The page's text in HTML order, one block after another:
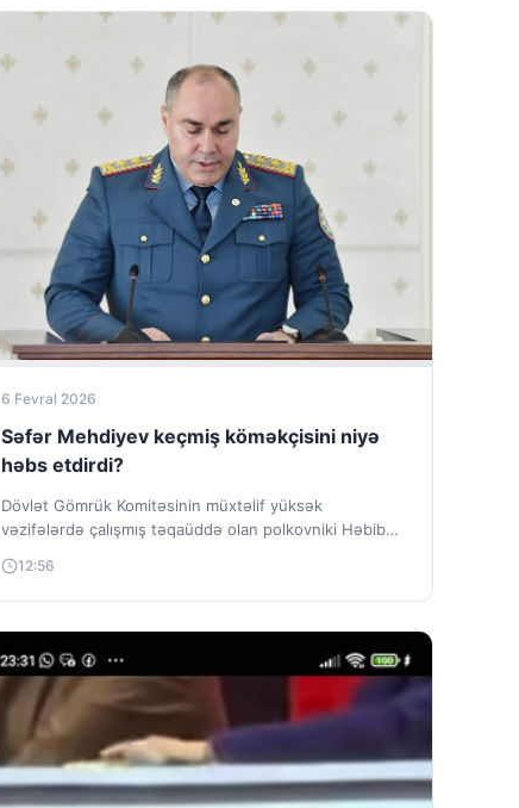
6 Fevral 2026
Səfər Mehdiyev keçmiş köməkçisini niyə
həbs etdirdi?
Dövlət Gömrük Komitəsinin müxtəlif yüksək
vəzifələrdə çalışmış təqaüddə olan polkovniki Həbib
il...
12:56